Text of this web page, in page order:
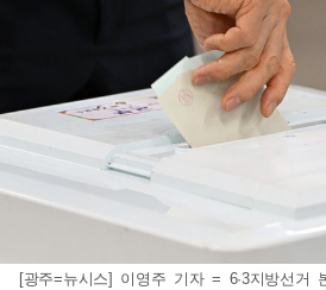
[광주=뉴시스] 이영주 기자 = 6·3지방선거